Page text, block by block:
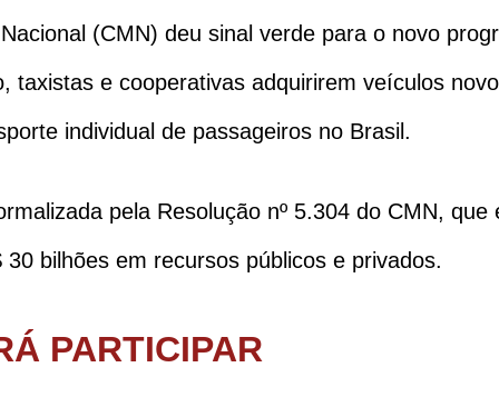
(CMN) deu sinal verde para o novo
taxistas e cooperativas adquirirem veículos
individual de passageiros no Brasil.
pela Resolução nº 5.304 do CMN,
bilhões em recursos públicos e privados.
PARTICIPAR